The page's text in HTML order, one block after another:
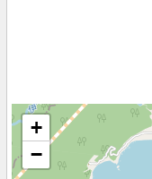
+
−